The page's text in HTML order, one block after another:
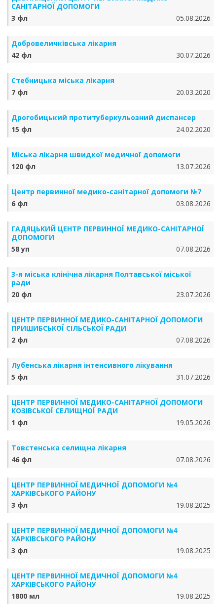
САНІТАРНОЇ ДОПОМОГИ
3 фл
05.08.2026
Добровеличківська лікарня
42 фл
30.07.2026
Стебницька міська лікарня
7 фл
20.03.2020
Дрогобицький протитуберкульозний диспансер
15 фл
24.02.2020
Міська лікарня швидкої медичної допомоги
120 фл
13.07.2026
Центр первинної медико-санітарної допомоги №7
6 фл
03.08.2026
ГАДЯЦЬКИЙ ЦЕНТР ПЕРВИННОЇ МЕДИКО-САНІТАРНОЇ
ДОПОМОГИ
58 уп
07.08.2026
3-я міська клінічна лікарня Полтавської міської
ради
20 фл
23.07.2026
ЦЕНТР ПЕРВИННОЇ МЕДИКО-САНІТАРНОЇ ДОПОМОГИ
ПРИШИБСЬКОЇ СІЛЬСЬКОЇ РАДИ
2 фл
07.08.2026
Лубенська лікарня інтенсивного лікування
5 фл
31.07.2026
ЦЕНТР ПЕРВИННОЇ МЕДИКО-САНІТАРНОЇ ДОПОМОГИ
КОЗІВСЬКОЇ СЕЛИЩНОЇ РАДИ
1 фл
19.05.2026
Товстенська селищна лікарня
46 фл
07.08.2026
ЦЕНТР ПЕРВИННОЇ МЕДИЧНОЇ ДОПОМОГИ №4
ХАРКІВСЬКОГО РАЙОНУ
3 фл
19.08.2025
ЦЕНТР ПЕРВИННОЇ МЕДИЧНОЇ ДОПОМОГИ №4
ХАРКІВСЬКОГО РАЙОНУ
3 фл
19.08.2025
ЦЕНТР ПЕРВИННОЇ МЕДИЧНОЇ ДОПОМОГИ №4
ХАРКІВСЬКОГО РАЙОНУ
1800 мл
19.08.2025